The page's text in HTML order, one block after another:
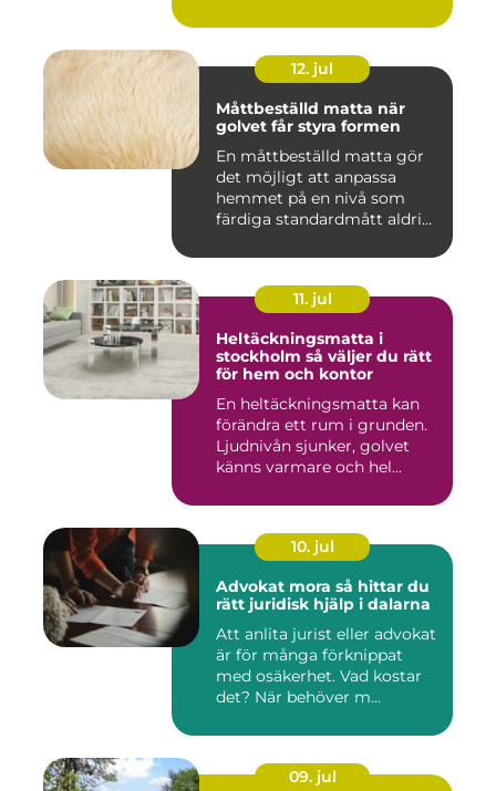
12. jul
Måttbeställd matta när
golvet får styra formen
En måttbeställd matta gör
det möjligt att anpassa
hemmet på en nivå som
färdiga standardmått aldrig
11. jul
Heltäckningsmatta i
stockholm så väljer du rätt
för hem och kontor
En heltäckningsmatta kan
förändra ett rum i grunden.
Ljudnivån sjunker, golvet
känns varmare och hel...
10. jul
Advokat mora så hittar du
rätt juridisk hjälp i dalarna
Att anlita jurist eller advokat
är för många förknippat
med osäkerhet. Vad kostar
det? När behöver m...
09. jul